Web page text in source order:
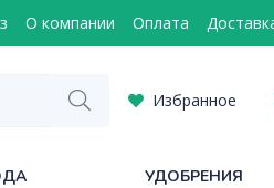
О компании Оплата
Избранное
УДОБРЕНИЯ